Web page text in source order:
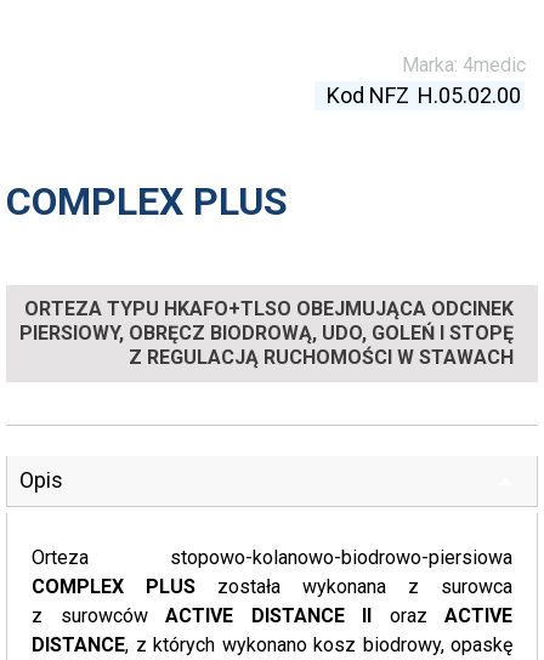
Marka: 4medic
Kod NFZ H.05.02.00
COMPLEX PLUS
ORTEZA TYPU HKAFO+TLSO OBEJMUJĄCA ODCINEK
PIERSIOWY, OBRĘCZ BIODROWĄ, UDO, GOLEŃ I STOPĘ
Z REGULACJĄ RUCHOMOŚCI W STAWACH
Opis
Orteza stopowo-kolanowo-biodrowo-piersiowa
COMPLEX PLUS została wykonana z surowca
z surowców ACTIVE DISTANCE II oraz ACTIVE
DISTANCE, z których wykonano kosz biodrowy, opaskę